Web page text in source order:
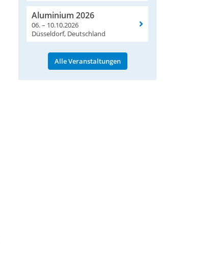
Aluminium 2026
06. – 10.10.2026
Düsseldorf, Deutschland
Alle Veranstaltungen